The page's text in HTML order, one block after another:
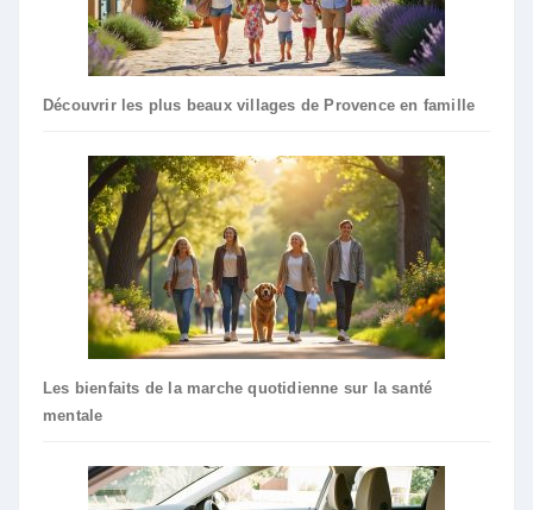
Découvrir les plus beaux villages de Provence en famille
Les bienfaits de la marche quotidienne sur la santé
mentale